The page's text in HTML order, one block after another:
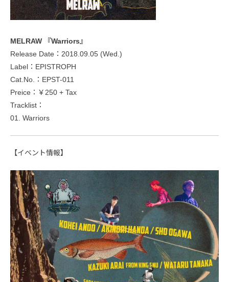
MELRAW 『Warriors』
Release Date：2018.09.05 (Wed.)
Label：EPISTROPH
Cat.No.：EPST-011
Preice：￥250 + Tax
Tracklist：
01. Warriors
【イベント情報】